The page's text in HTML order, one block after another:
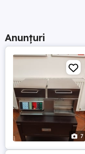
Anunțuri
7